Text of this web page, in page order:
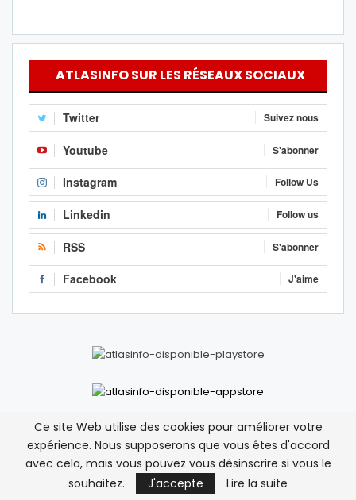
ATLASINFO SUR LES RÉSEAUX SOCIAUX
Twitter Suivez nous
Youtube S'abonner
Instagram Follow Us
Linkedin Follow us
RSS S'abonner
Facebook J'aime
NamsurDeux hélicoptères militaires algériens
survolent la ville frontalière de Figuig
Ce site Web utilise des cookies pour améliorer votre
expérience. Nous supposerons que vous êtes d'accord
avec cela, mais vous pouvez vous désinscrire si vous le
souhaitez.
J'accepte Lire la suite